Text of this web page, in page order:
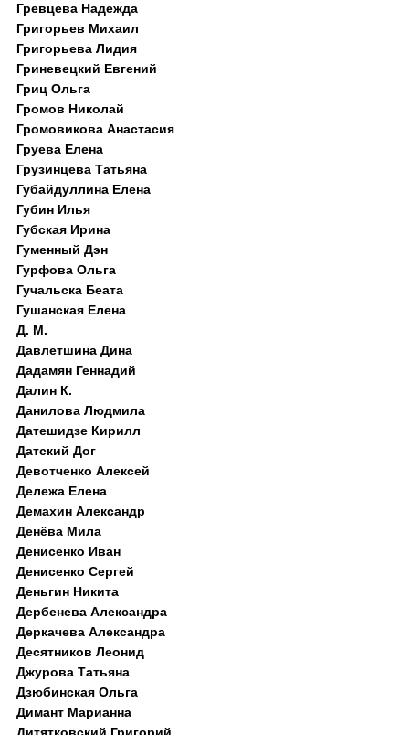
Гревцева Надежда
Григорьев Михаил
Григорьева Лидия
Гриневецкий Евгений
Гриц Ольга
Громов Николай
Громовикова Анастасия
Груева Елена
Грузинцева Татьяна
Губайдуллина Елена
Губин Илья
Губская Ирина
Гуменный Дэн
Гурфова Ольга
Гучальска Беата
Гушанская Елена
Д. M.
Давлетшина Дина
Дадамян Геннадий
Далин К.
Данилова Людмила
Датешидзе Кирилл
Датский Дог
Девотченко Алексей
Дележа Елена
Демахин Александр
Денёва Мила
Денисенко Иван
Денисенко Сергей
Деньгин Никита
Дербенева Александра
Деркачева Александра
Десятников Леонид
Джурова Татьяна
Дзюбинская Ольга
Димант Марианна